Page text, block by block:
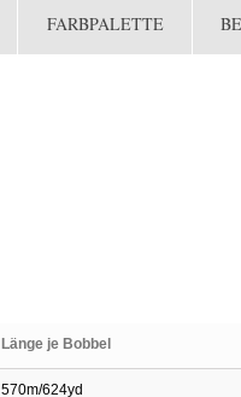
FARBPALETTE
Länge je Bobbel
570m/624yd